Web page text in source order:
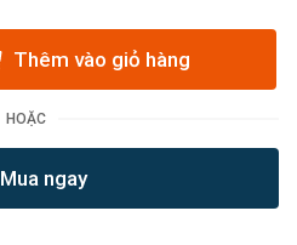
Thêm vào giỏ hàng
HOẶC
Mua ngay